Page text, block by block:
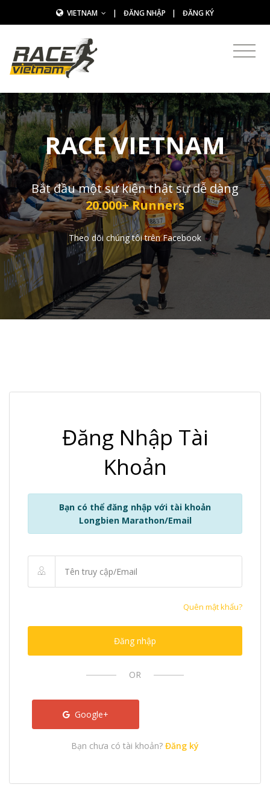
VIETNAM | ĐĂNG NHẬP | ĐĂNG KÝ
RACE VIETNAM
Bắt đầu một sự kiện thật sự dễ dàng
20.000+ Runners
Theo dõi chúng tôi trên Facebook
Đăng Nhập Tài
Khoản
Bạn có thể đăng nhập với tài khoản
Longbien Marathon/Email
Quên mật khẩu?
Đăng nhập
OR
Google+
Bạn chưa có tài khoản? Đăng ký